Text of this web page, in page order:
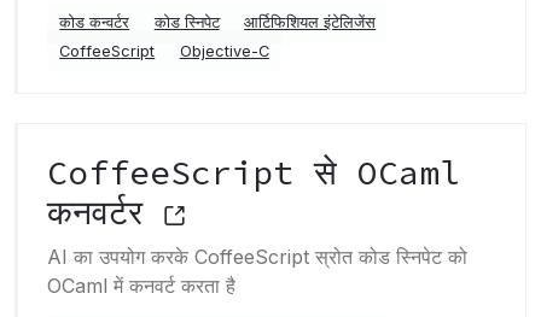
कोड कन्वर्टर कोड स्निपेट
आर्टिफिशियल इंटेलिजेंस
CoffeeScript
Objective-C
CoffeeScript से OCaml
कनवर्टर
AI का उपयोग करके CoffeeScript स्रोत कोड स्निपेट को
OCaml में कनवर्ट करता है